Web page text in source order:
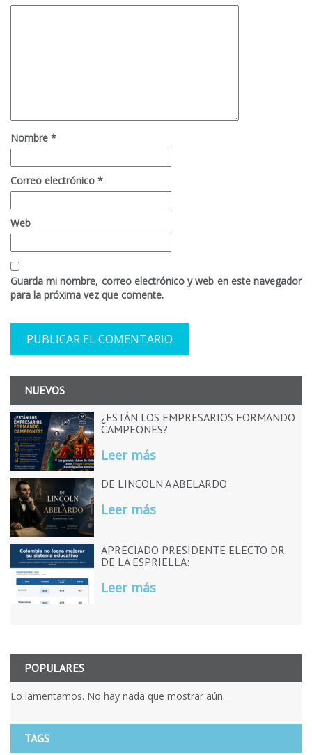
Nombre *
Correo electrónico *
Web
Guarda mi nombre, correo electrónico y web en este navegador
para la próxima vez que comente.
NUEVOS
¿ESTÁN LOS EMPRESARIOS FORMANDO
CAMPEONES?
Leer más
DE LINCOLN A ABELARDO
Leer más
APRECIADO PRESIDENTE ELECTO DR.
DE LA ESPRIELLA:
Leer más
POPULARES
Lo lamentamos. No hay nada que mostrar aún.
TAGS